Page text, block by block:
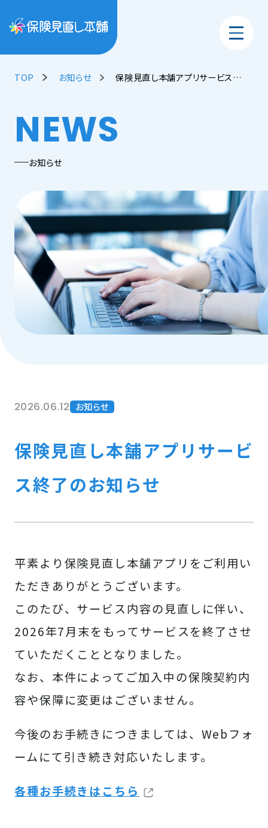
TOP お知らせ 保険見直し本舗アプリサービス終了のお知らせ
NEWS
お知らせ
2026.06.12 お知らせ
保険見直し本舗アプリサービ
ス終了のお知らせ
平素より保険見直し本舗アプリをご利用い
ただきありがとうございます。
このたび、サービス内容の見直しに伴い、
2026年7月末をもってサービスを終了させ
ていただくこととなりました。
なお、本件によってご加入中の保険契約内
容や保障に変更はございません。
今後のお手続きにつきましては、Webフォ
ームにて引き続き対応いたします。
各種お手続きはこちら